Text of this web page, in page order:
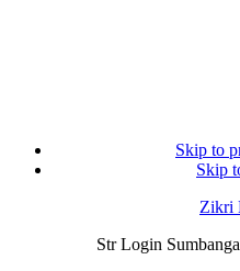
Skip to
Skip
Zikri
Str Login